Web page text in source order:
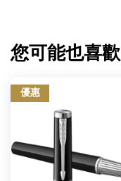
您可能也喜歡
優惠